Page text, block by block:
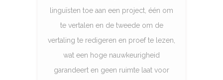
linguïsten toe aan een project, één om
te vertalen en de tweede om de
vertaling te redigeren en proef te lezen,
wat een hoge nauwkeurigheid
garandeert en geen ruimte laat voor